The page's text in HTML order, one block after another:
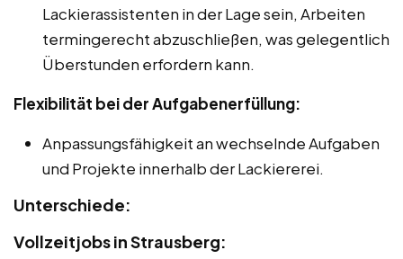
Lackierassistenten in der Lage sein, Arbeiten
termingerecht abzuschließen, was gelegentlich
Überstunden erfordern kann.
Flexibilität bei der Aufgabenerfüllung:
Anpassungsfähigkeit an wechselnde Aufgaben
und Projekte innerhalb der Lackiererei.
Unterschiede:
Vollzeitjobs in Strausberg: